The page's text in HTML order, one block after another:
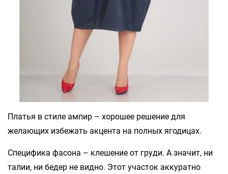
Платья в стиле ампир – хорошее решение для
желающих избежать акцента на полных ягодицах.
Специфика фасона – клешение от груди. А значит, ни
талии, ни бедер не видно. Этот участок аккуратно